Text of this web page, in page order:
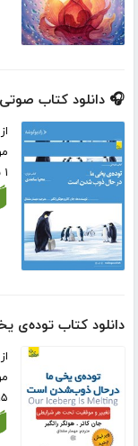
🎧 دانلود کتاب
۱ ساعت و ۴۶ دقیقه
دانلود کتاب
۹۵